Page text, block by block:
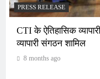
PRESS RELEASE
CTI के ऐतिहासिक
व्यापारी संगठन शामिल
8 months ago